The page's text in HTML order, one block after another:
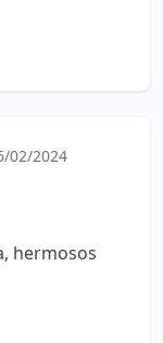
02/2024
hermosos